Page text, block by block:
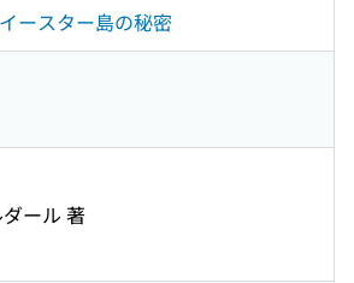
ースター島の秘密
ール 著